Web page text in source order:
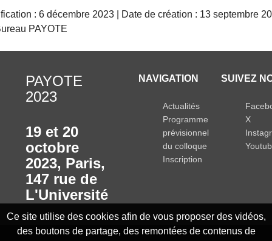
: 6 décembre 2023 | Date de création : 13 septembre
PAYOTE
Ce site utilise des cookies afin de vous proposer des vidéos,
des boutons de partage, des remontées de contenus de
PAYOTE
2023
19 et 20
octobre
2023, Paris,
147 rue de
L'Université
NAVIGATION
Actualités
Programme
prévisionnel
du colloque
Inscription
SUIVEZ
X